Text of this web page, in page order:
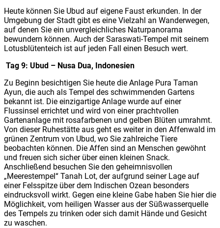
Heute können Sie Ubud auf eigene Faust erkunden. In der
Umgebung der Stadt gibt es eine Vielzahl an Wanderwegen,
auf denen Sie ein unvergleichliches Naturpanorama
bewundern können. Auch der Saraswati-Tempel mit seinem
Lotusblütenteich ist auf jeden Fall einen Besuch wert.
Tag 9: Ubud – Nusa Dua, Indonesien
Zu Beginn besichtigen Sie heute die Anlage Pura Taman
Ayun, die auch als Tempel des schwimmenden Gartens
bekannt ist. Die einzigartige Anlage wurde auf einer
Flussinsel errichtet und wird von einer prachtvollen
Gartenanlage mit rosafarbenen und gelben Blüten umrahmt.
Von dieser Ruhestätte aus geht es weiter in den Affenwald im
grünen Zentrum von Ubud, wo Sie zahlreiche Tiere
beobachten können. Die Affen sind an Menschen gewöhnt
und freuen sich sicher über einen kleinen Snack.
Anschließend besuchen Sie den geheimnisvollen
„Meerestempel“ Tanah Lot, der aufgrund seiner Lage auf
einer Felsspitze über dem Indischen Ozean besonders
eindrucksvoll wirkt. Gegen eine kleine Gabe haben Sie hier die
Möglichkeit, vom heiligen Wasser aus der Süßwasserquelle
des Tempels zu trinken oder sich damit Hände und Gesicht
zu waschen.